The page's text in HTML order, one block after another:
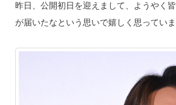
昨日、公開初日を迎えまして、ようやく
が届いたなという思いで嬉しく思っていま